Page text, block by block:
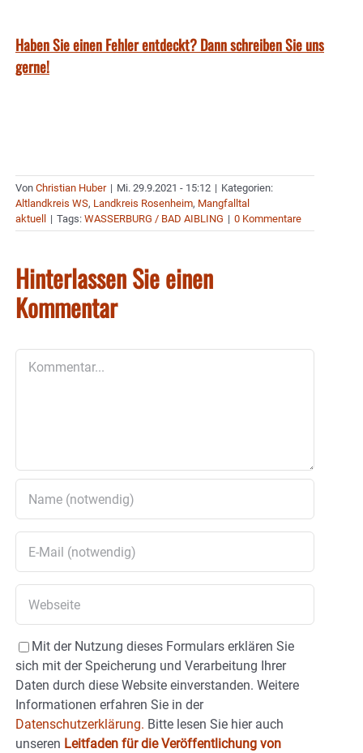
Haben Sie einen Fehler entdeckt? Dann schreiben Sie uns
gerne!
Von Christian Huber | Mi. 29.9.2021 - 15:12 | Kategorien:
Altlandkreis WS, Landkreis Rosenheim, Mangfalltal
aktuell
| Tags: WASSERBURG / BAD AIBLING | 0 Kommentare
Hinterlassen Sie einen
Kommentar
Mit der Nutzung dieses Formulars erklären Sie
sich mit der Speicherung und Verarbeitung Ihrer
Daten durch diese Website einverstanden. Weitere
Informationen erfahren Sie in der
Datenschutzerklärung. Bitte lesen Sie hier auch
unseren Leitfaden für die Veröffentlichung von